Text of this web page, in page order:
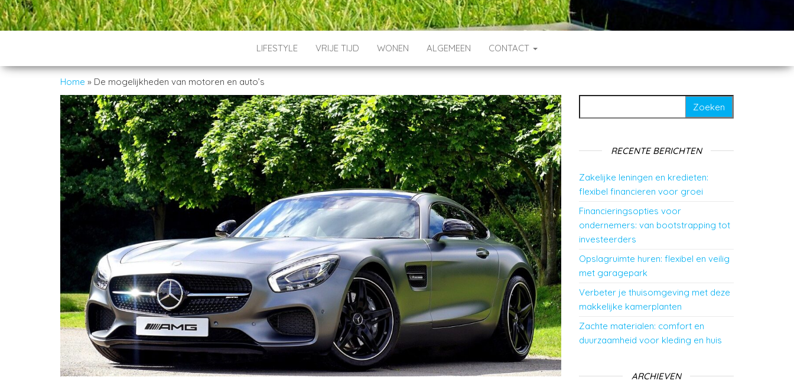
LIFESTYLE VRIJE TIJD WONEN ALGEMEEN CONTACT
Home » De mogelijkheden van motoren en auto’s
RECENTE BERICHTEN
Zakelijke leningen en kredieten:
flexibel financieren voor groei
Financieringsopties voor
ondernemers: van bootstrapping tot
investeerders
Opslagruimte huren: flexibel en veilig
met garagepark
Verbeter je thuisomgeving met deze
makkelijke kamerplanten
Zachte materialen: comfort en
duurzaamheid voor kleding en huis
ARCHIEVEN